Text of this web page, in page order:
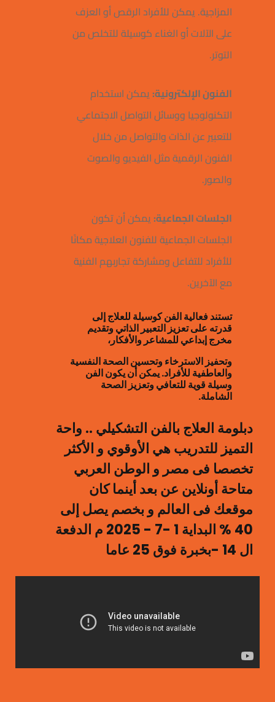
المزاجية. يمكن للأفراد الرقص أو العزف
على الآلات أو الغناء كوسيلة للتخلص من
التوتر.
الفنون الإلكترونية:يمكن استخدام
التكنولوجيا ووسائل التواصل الاجتماعي
للتعبير عن الذات والتواصل من خلال
الفنون الرقمية مثل الفيديو والصوت
والصور.
الجلسات الجماعية:يمكن أن تكون
الجلسات الجماعية للفنون العلاجية مكانًا
للأفراد للتفاعل ومشاركة تجاربهم الفنية
مع الآخرين.
تستند فعالية الفن كوسيلة للعلاج إلى
قدرته على تعزيز التعبير الذاتي وتقديم
مخرج إبداعي للمشاعر والأفكار،
وتحفيز الاسترخاء وتحسين الصحة النفسية
والعاطفية للأفراد. يمكن أن يكون الفن
وسيلة قوية للتعافي وتعزيز الصحة
الشاملة.
دبلومة العلاج بالفن التشكيلي .. واحة
التميز للتدريب هي الأوقوي و الأكثر
تخصصا فى مصر و الوطن العربي
متاحة أونلاين عن بعد أينما كان
موقعك فى العالم و بخصم يصل إلى
40 % البداية 1 -7 - 2025 م الدفعة
ال 14 -بخبرة فوق 25 عاما